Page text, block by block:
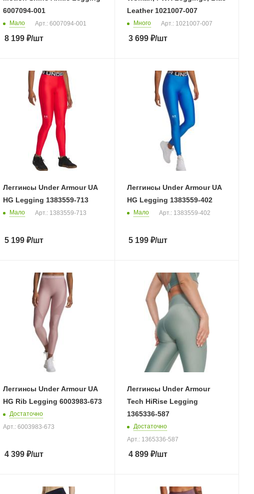
6007094-001
Мало Арт.: 6007094-001
8 199₽/шт
Leather 1021007-007
Много Арт.: 1021007-007
3 699₽/шт
Леггинсы Under Armour UA
HG Legging 1383559-713
Мало Арт.: 1383559-713
5 199₽/шт
Леггинсы Under Armour UA
HG Legging 1383559-402
Мало Арт.: 1383559-402
5 199₽/шт
Леггинсы Under Armour UA
HG Rib Legging 6003983-673
Достаточно
Арт.: 6003983-673
4 399₽/шт
Леггинсы Under Armour
Tech HiRise Legging
1365336-587
Достаточно
Арт.: 1365336-587
4 899₽/шт